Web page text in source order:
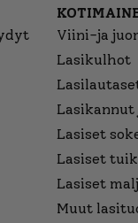
Viini-ja
Lasikulhot
Lasiset
Lasiset
Lasiset
Muut